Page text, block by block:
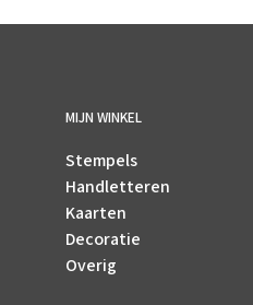
MIJN WINKEL
Stempels
Handletteren
Kaarten
Decoratie
Overig